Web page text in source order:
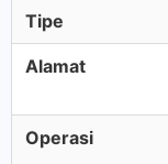
Tipe
Alamat
Operasi